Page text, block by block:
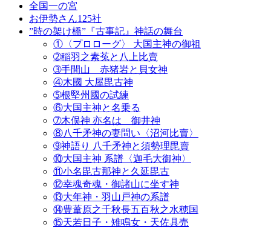
全国一の宮
お伊勢さん125社
”時の架け橋”『古事記』神話の舞台
①〈プロローグ〉 大国主神の御祖
➁稲羽之素菟と八上比賣
➂手間山 赤猪岩と貝女神
④木國 大屋毘古神
➄根堅州國の試練
⑥大国主神と名乗る
➆木俣神 亦名は 御井神
⑧八千矛神の妻問い〈沼河比賣〉
➈神語り 八千矛神と須勢理毘賣
⑩大国主神 系譜〈迦毛大御神〉
⑪小名毘古那神と久延毘古
⑫幸魂奇魂・御諸山に坐す神
⑬大年神・羽山戸神の系譜
⑭豊葦原之千秋長五百秋之水穂国
⑮天若日子・雉鳴女・天佐具売